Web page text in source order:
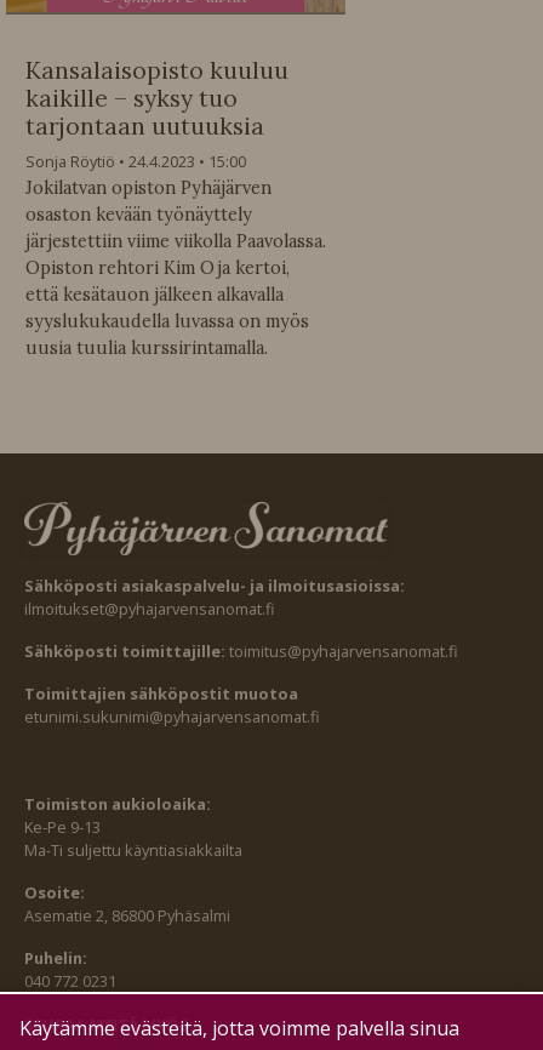
Kansalaisopisto kuuluu
kaikille – syksy tuo
tarjontaan uutuuksia
Sonja Röytiö 24.4.2023
15:00
Jokilatvan opiston Pyhäjärven
osaston kevään työnäyttely
järjestettiin viime viikolla Paavolassa.
Opiston rehtori Kim Oja kertoi,
että kesätauon jälkeen alkavalla
syyslukukaudella luvassa on myös
uusia tuulia kurssirintamalla.
Sähköposti asiakaspalvelu- ja ilmoitusasioissa:
ilmoitukset@pyhajarvensanomat.fi
Sähköposti toimittajille: toimitus@pyhajarvensanomat.fi
Toimittajien sähköpostit muotoa
etunimi.sukunimi@pyhajarvensanomat.fi
Toimiston aukioloaika:
Ke-Pe 9-13
Ma-Ti suljettu käyntiasiakkailta
Osoite:
Asematie 2, 86800 Pyhäsalmi
Puhelin:
040 772 0231
SEURAA MEITÄ MYÖS:
Käytämme evästeitä, jotta voimme palvella sinua